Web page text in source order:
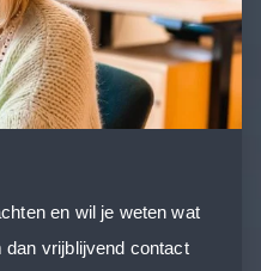
en wil je weten wat
dan vrijblijvend contact